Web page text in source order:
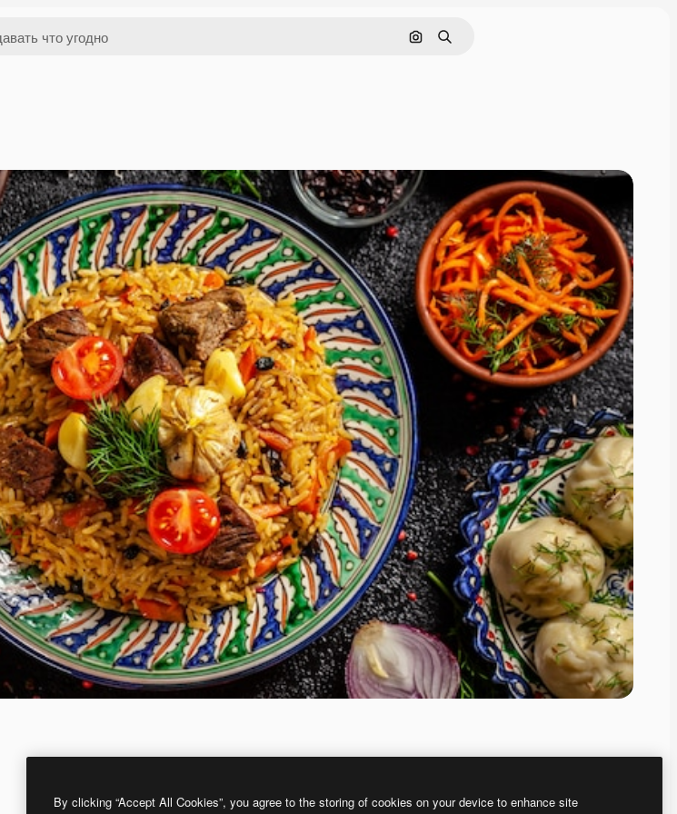
Поиск по изображению
Поиск
By clicking “Accept All Cookies”, you agree to the storing of cookies on your device to enhance site